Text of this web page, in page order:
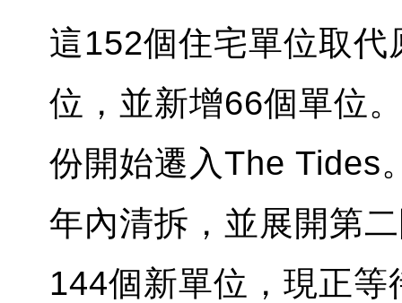
這152個住宅單位取
位，並新增66個單位
份開始遷入The Tides
年內清拆，並展開第
144個新單位，現正等